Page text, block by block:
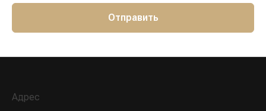
Отправить
Адрес